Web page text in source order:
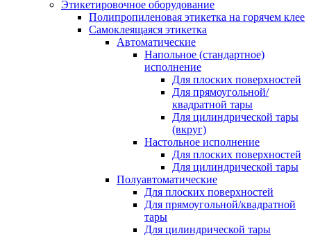
Этикетировочное оборудование
Полипропиленовая этикетка на горячем клее
Самоклеящаяся этикетка
Автоматические
Напольное (стандартное)
исполнение
Для плоских поверхностей
Для прямоугольной/
квадратной тары
Для цилиндрической тары
(вкруг)
Настольное исполнение
Для плоских поверхностей
Для цилиндрической тары
Полуавтоматические
Для плoских поверхностей
Для прямоугoльной/квадратной
тары
Для цилиндрической тaры